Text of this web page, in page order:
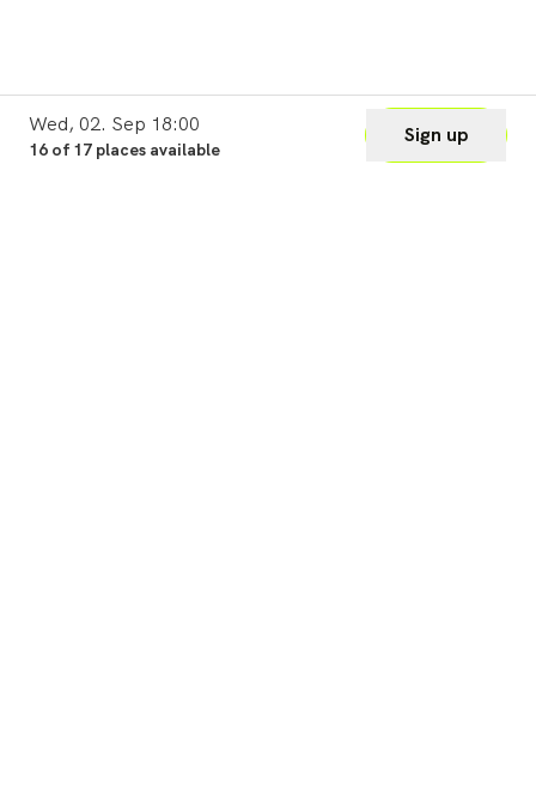
Wed, 02. Sep 18:00
16 of 17 places available
Sign up